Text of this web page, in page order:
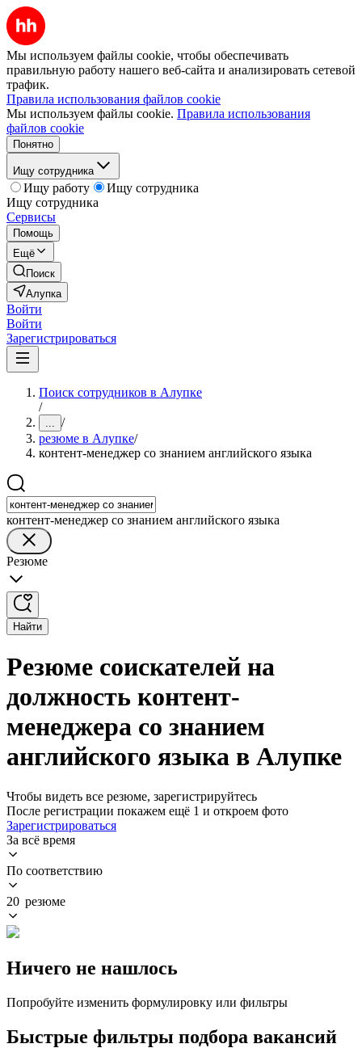
Мы используем файлы cookie, чтобы обеспечивать
правильную работу нашего веб-сайта и анализировать сетевой
трафик.
Правила использования файлов cookie
Мы используем файлы cookie. Правила использования
файлов cookie
Понятно
Ищу сотрудника
Ищу работу
Ищу сотрудника
Ищу сотрудника
Сервисы
Помощь
Ещё
Поиск
Алупка
Войти
Войти
Зарегистрироваться
Поиск сотрудников в Алупке
/
... /
резюме в Алупке/
контент-менеджер со знанием английского языка
контент-менеджер со знанием английского языка
Резюме
Найти
Резюме соискателей на
должность контент-
менеджера со знанием
английского языка в Алупке
Чтобы видеть все резюме, зарегистрируйтесь
После регистрации покажем ещё 1 и откроем фото
Зарегистрироваться
За всё время
По соответствию
20 резюме
Ничего не нашлось
Попробуйте изменить формулировку или фильтры
Быстрые фильтры подбора вакансий